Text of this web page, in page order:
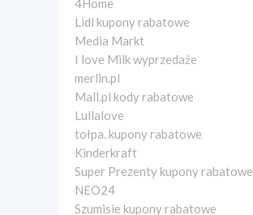
4Home
Lidl kupony rabatowe
Media Markt
I love Milk wyprzedaże
merlin.pl
Mall.pl kody rabatowe
Lullalove
tołpa. kupony rabatowe
Kinderkraft
Super Prezenty kupony rabatowe
NEO24
Szumisie kupony rabatowe